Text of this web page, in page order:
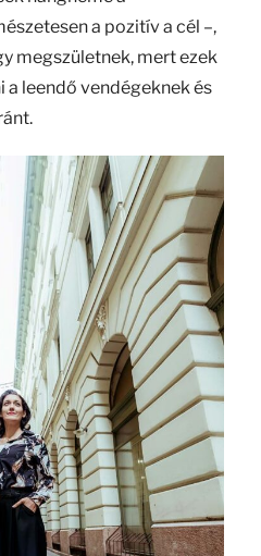
a pozitív a cél –,
megszületnek, mert ezek
leendő vendégeknek és